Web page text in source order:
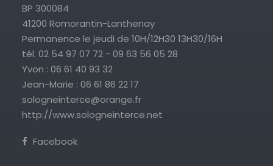
BP 300084
41200 Romorantin-Lanthenay
Permanence le jeudi de 10H/12H30 13H30/16H
tél. 02 54 97 07 72 - 09 63 56 05 28
Yvon : 06 61 40 93 32
Jean-Marie : 06 61 86 22 17
sologneinterce@orange.fr
http://www.sologneinterce.net
Facebook